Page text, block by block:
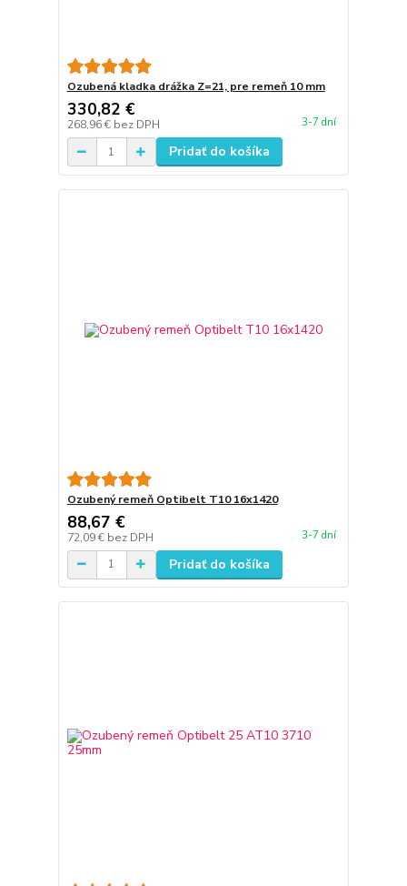
Ozubená kladka drážka Z=21, pre remeň 10 mm
330,82 €
268,96 € bez DPH 3-7 dní
Pridať do košíka
Ozubený remeň Optibelt T10 16x1420
88,67 €
72,09 € bez DPH 3-7 dní
Pridať do košíka